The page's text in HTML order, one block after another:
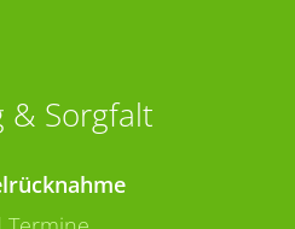
& Sorgfalt